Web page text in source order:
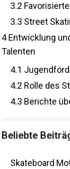
3.2Favorisierte
3.3Street
Entwicklung
Talenten
4.1
4.2Rolle des
4.3Berichte
Beliebte
Skateboard